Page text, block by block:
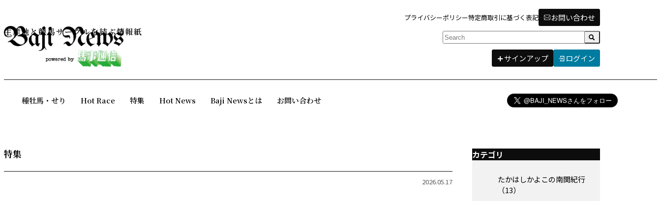
プライバシーポリシー特定商取引に基づく表記 お問い合わせ
生産地と競馬サークルを結ぶ情報紙
サインアップ ログイン
種牡馬・せり Hot Race 特集 Hot News Baji Newsとは お問い合わせ
特集
2026.05.17
カテゴリ
たかはしかよこの南関紀行
（13）